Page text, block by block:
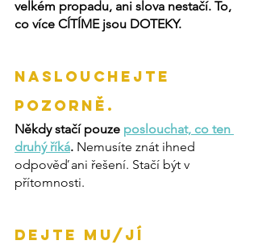
velkém propadu, ani slova nestačí. To,
co více CÍTÍME jsou DOTEKY.
Naslouchejte
pozorně.
Někdy stačí pouze poslouchat, co ten
druhý říká. Nemusíte znát ihned
odpověď ani řešení. Stačí být v
přítomnosti.
Dejte mu/jí